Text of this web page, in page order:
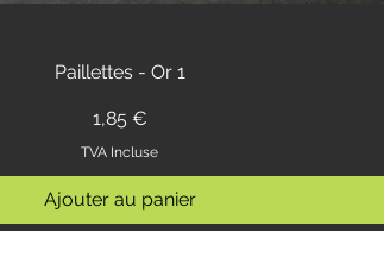
Paillettes - Or 1
Prix
1,85 €
TVA Incluse
Ajouter au panier